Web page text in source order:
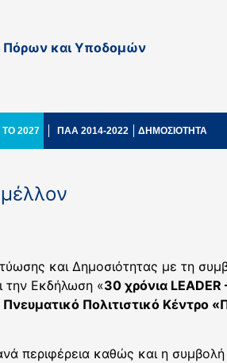
Πόρων και Υποδομών
2027 ΠΑΑ 2014-2022 ΔΗΜΟΣΙΟΤΗΤΑ
και Δημοσιότητας με τη
την Εκδήλωση «30 χρόνια
Πνευματικό Πολιτιστικό Κέντρο
περιφέρεια καθώς και η